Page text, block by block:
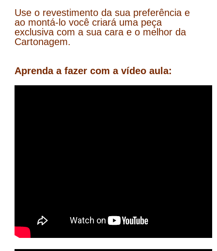
Use o revestimento da sua preferência e
ao montá-lo você criará uma peça
exclusiva com a sua cara e o melhor da
Cartonagem.
Aprenda a fazer com a vídeo aula: